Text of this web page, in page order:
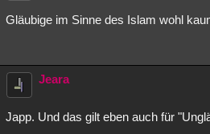
Gläubige im Sinne des Islam wohl
Jeara
Japp. Und das gilt eben auch für